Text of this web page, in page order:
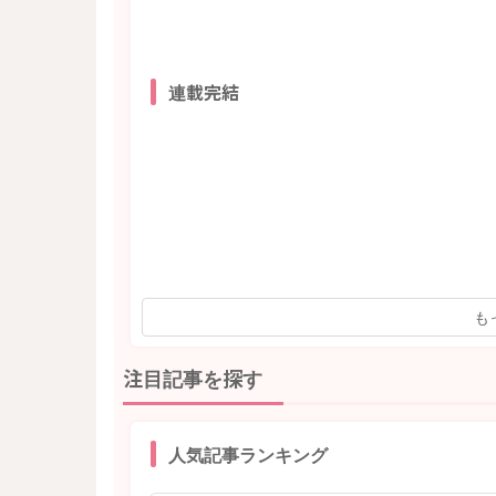
連載完結
も
注目記事を探す
人気記事ランキング